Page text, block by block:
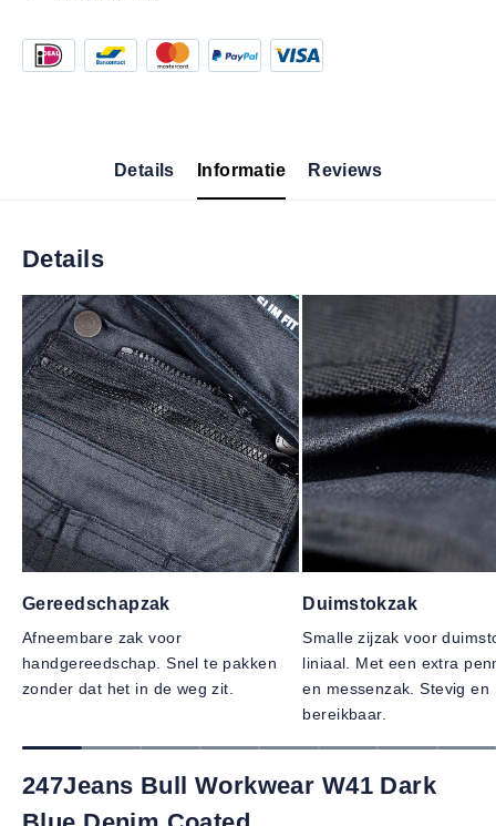
Details Informatie Reviews
Details
Gereedschapzak
Afneembare zak voor
handgereedschap. Snel te pakken
zonder dat het in de weg zit.
Duimstokzak
Smalle zijzak voor
liniaal. Met een extra
en messenzak. Stevig en
bereikbaar.
247Jeans Bull Workwear W41 Dark